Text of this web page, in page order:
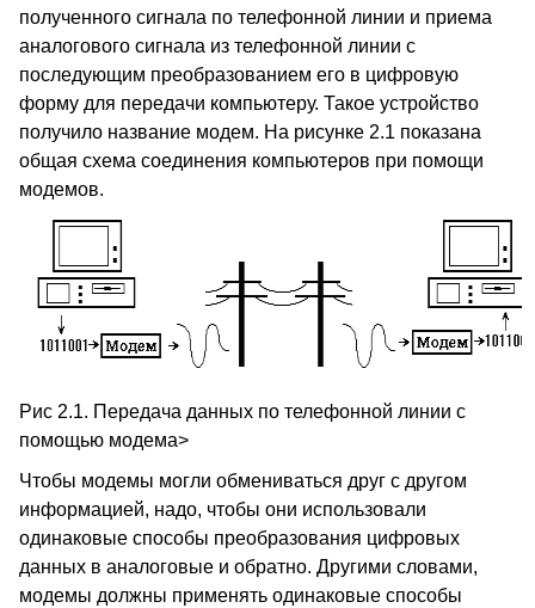
полученного сигнала по телефонной линии и приема
аналогового сигнала из телефонной линии с
последующим преобразованием его в цифровую
форму для передачи компьютеру. Такое устройство
получило название модем. На рисунке 2.1 показана
общая схема соединения компьютеров при помощи
модемов.
Рис 2.1. Передача данных по телефонной линии с
помощью модема>
Чтобы модемы могли обмениваться друг с другом
информацией, надо, чтобы они использовали
одинаковые способы преобразования цифровых
данных в аналоговые и обратно. Другими словами,
модемы должны применять одинаковые способы